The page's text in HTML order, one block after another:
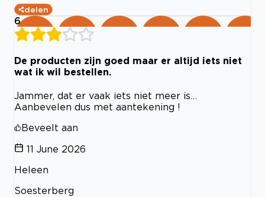
delen
6
De producten zijn goed maar er altijd iets niet
wat ik wil bestellen.
Jammer, dat er vaak iets niet meer is…
Aanbevelen dus met aantekening !
Beveelt aan
11 June 2026
Heleen
Soesterberg